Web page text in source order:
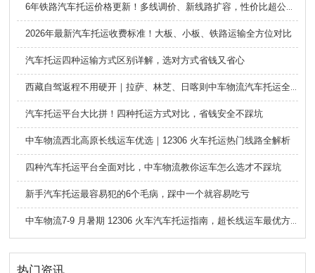
6年铁路汽车托运价格更新！多线调价、新线路扩容，性价比超公路大板车
2026年最新汽车托运收费标准！大板、小板、铁路运输全方位对比
汽车托运四种运输方式区别详解，选对方式省钱又省心
西藏自驾返程不用硬开｜拉萨、林芝、日喀则中车物流汽车托运全指南
汽车托运平台大比拼！四种托运方式对比，省钱安全不踩坑
中车物流西北高原长线运车优选｜12306 火车托运热门线路全解析
四种汽车托运平台全面对比，中车物流教你运车怎么选才不踩坑
新手汽车托运最容易犯的6个毛病，踩中一个就容易吃亏
中车物流7-9 月暑期 12306 火车汽车托运指南，超长线运车最优方案